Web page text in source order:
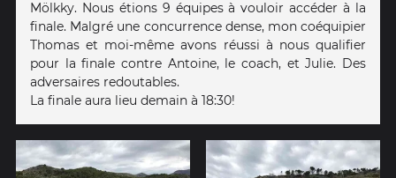
Mölkky. Nous étions 9 équipes à vouloir accéder à la
finale. Malgré une concurrence dense, mon coéquipier
Thomas et moi-même avons réussi à nous qualifier
pour la finale contre Antoine, le coach, et Julie. Des
adversaires redoutables.
La finale aura lieu demain à 18:30!